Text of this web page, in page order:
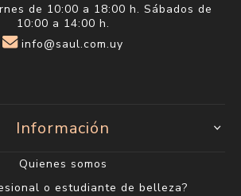
de 10:00 a 18:00 h. Sábados de
10:00 a 14:00 h.
info@saul.com.uy
Información
Quienes somos
o estudiante de belleza?